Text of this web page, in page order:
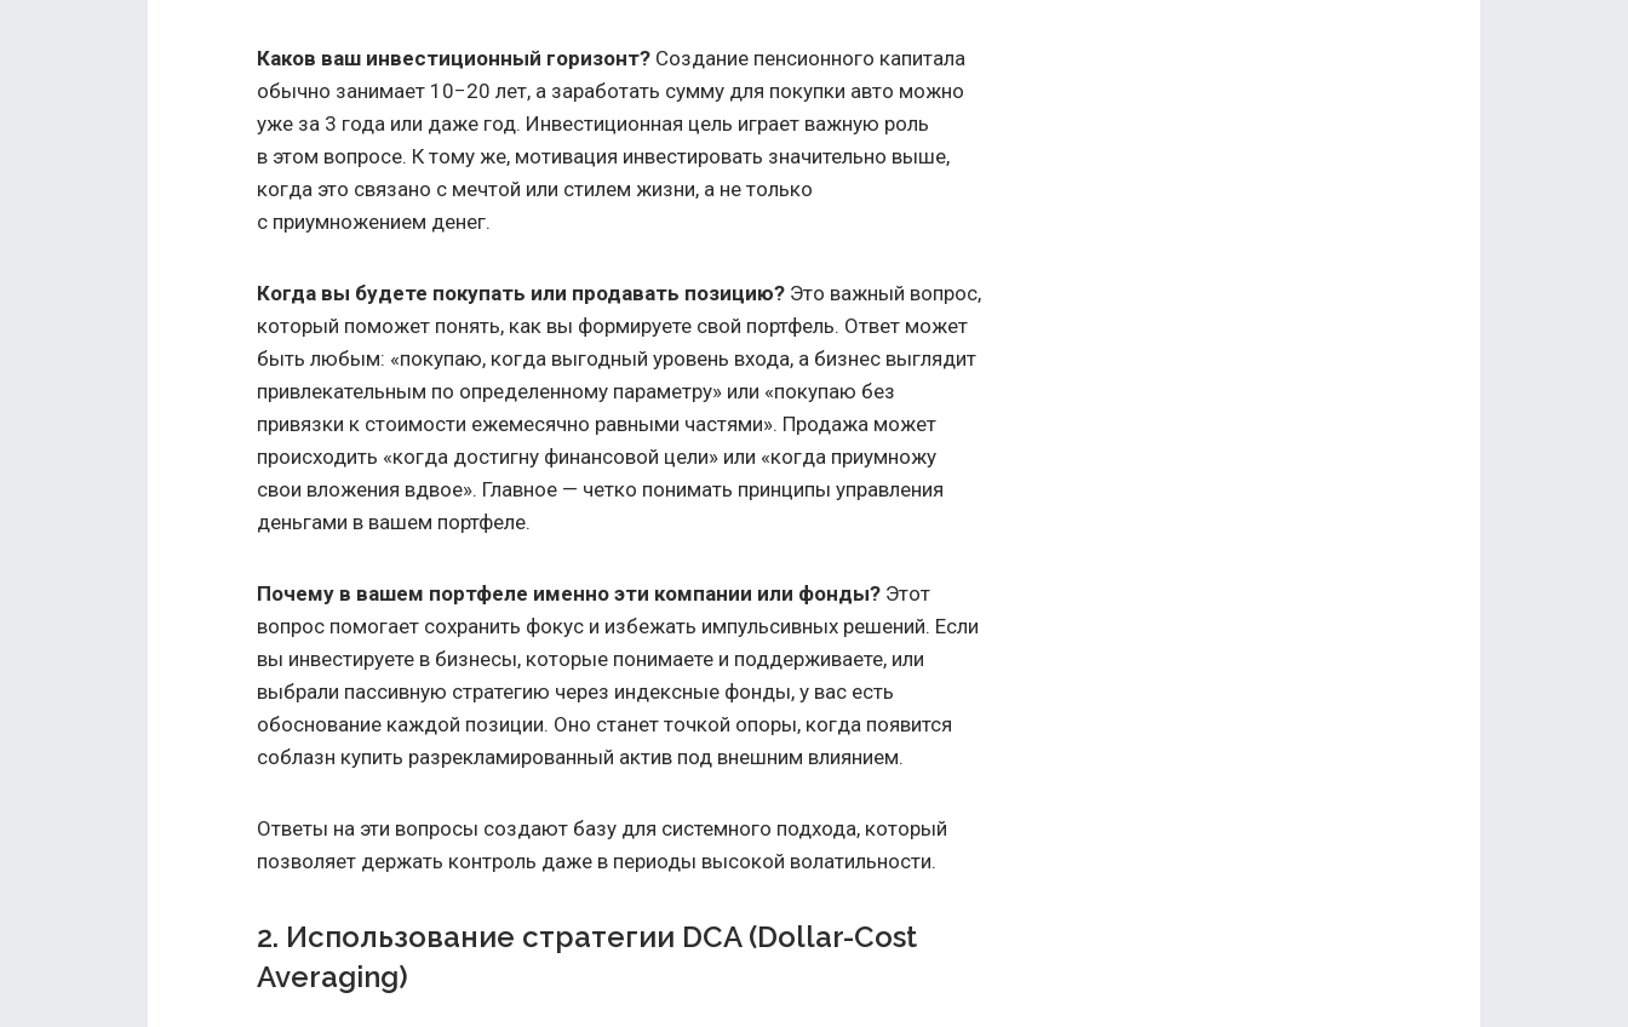
Каков ваш инвестиционный горизонт? Создание пенсионного капитала
обычно занимает 10−20 лет, а заработать сумму для покупки авто можно
уже за 3 года или даже год. Инвестиционная цель играет важную роль
в этом вопросе. К тому же, мотивация инвестировать значительно выше,
когда это связано с мечтой или стилем жизни, а не только
с приумножением денег.
Когда вы будете покупать или продавать позицию? Это важный вопрос,
который поможет понять, как вы формируете свой портфель. Ответ может
быть любым: «покупаю, когда выгодный уровень входа, а бизнес выглядит
привлекательным по определенному параметру» или «покупаю без
привязки к стоимости ежемесячно равными частями». Продажа может
происходить «когда достигну финансовой цели» или «когда приумножу
свои вложения вдвое». Главное — четко понимать принципы управления
деньгами в вашем портфеле.
Почему в вашем портфеле именно эти компании или фонды? Этот
вопрос помогает сохранить фокус и избежать импульсивных решений. Если
вы инвестируете в бизнесы, которые понимаете и поддерживаете, или
выбрали пассивную стратегию через индексные фонды, у вас есть
обоснование каждой позиции. Оно станет точкой опоры, когда появится
соблазн купить разрекламированный актив под внешним влиянием.
Ответы на эти вопросы создают базу для системного подхода, который
позволяет держать контроль даже в периоды высокой волатильности.
2. Использование стратегии DCA (Dollar-Cost
Averaging)